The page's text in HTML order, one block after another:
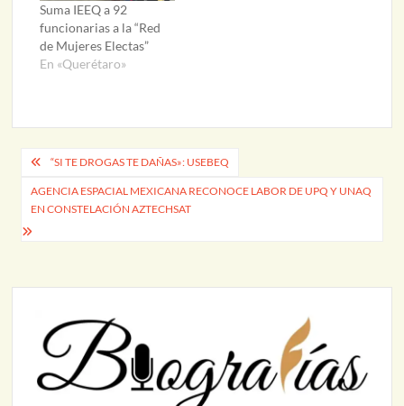
Suma IEEQ a 92
funcionarias a la “Red
de Mujeres Electas”
En «Querétaro»
Navegación
de
entradas
“SI TE DROGAS TE DAÑAS»: USEBEQ
AGENCIA ESPACIAL MEXICANA RECONOCE LABOR DE UPQ Y UNAQ
EN CONSTELACIÓN AZTECHSAT